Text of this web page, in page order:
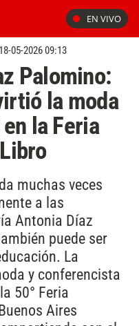
EN VIVO
18-05-2026 09:13
Palomino:
la moda
la Feria
muchas veces
a las
Antonia Díaz
puede ser
La
y conferencista
50° Feria
Aires